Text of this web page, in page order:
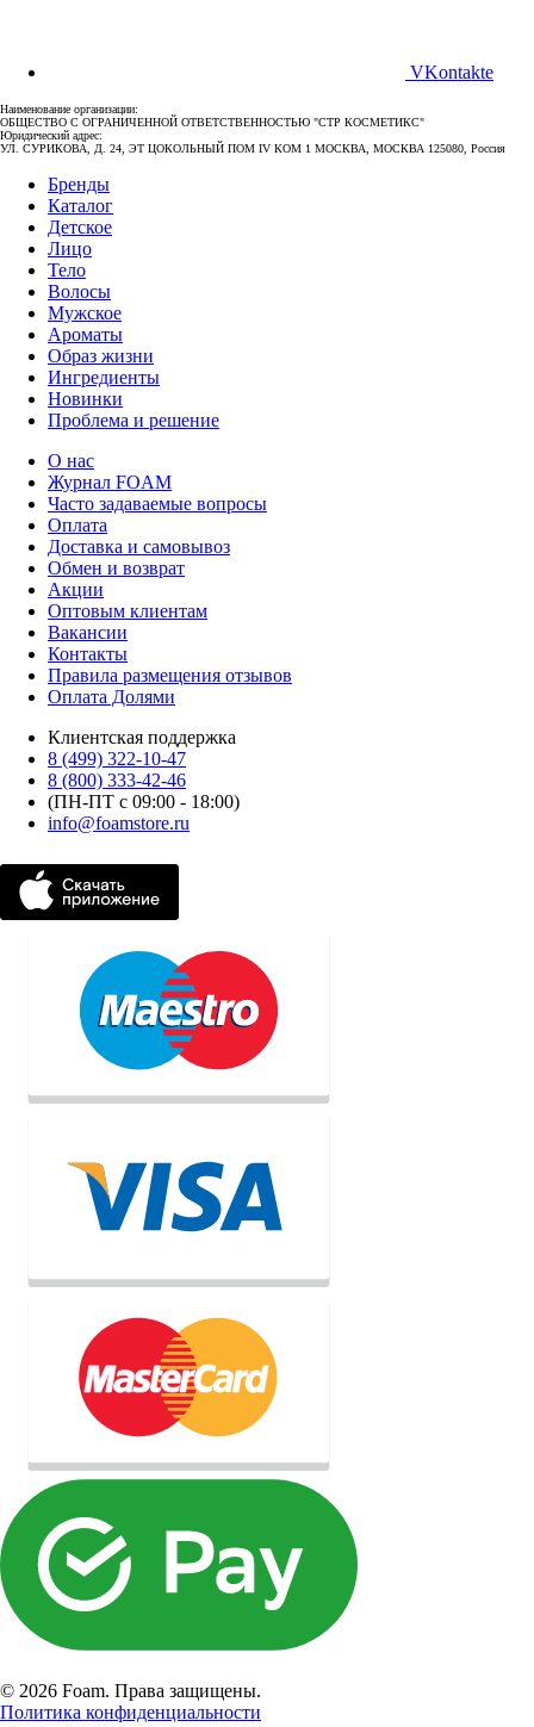
VKontakte
Наименование организации:
ОБЩЕСТВО С ОГРАНИЧЕННОЙ ОТВЕТСТВЕННОСТЬЮ "СТР КОСМЕТИКС"
Юридический адрес:
УЛ. СУРИКОВА, Д. 24, ЭТ ЦОКОЛЬНЫЙ ПОМ IV КОМ 1 МОСКВА, МОСКВА 125080, Россия
Бренды
Каталог
Детское
Лицо
Тело
Волосы
Мужское
Ароматы
Образ жизни
Ингредиенты
Новинки
Проблема и решение
О нас
Журнал FOAM
Часто задаваемые вопросы
Оплата
Доставка и самовывоз
Обмен и возврат
Акции
Оптовым клиентам
Вакансии
Контакты
Правила размещения отзывов
Оплата Долями
Клиентская поддержка
8 (499) 322-10-47
8 (800) 333-42-46
(ПН-ПТ с 09:00 - 18:00)
info@foamstore.ru
© 2026 Foam. Права защищены.
Политика конфиденциальности